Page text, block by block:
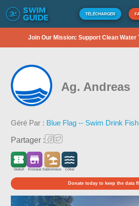
TÉLÉCHARGER
Join Our Mission: Support Clean Water
Ag. Andreas
Géré Par : Blue Flag -- Swim Drink Fish
Partager :
Gratuit Kiosque Sablonneux Côtier
Donate today to keep the data